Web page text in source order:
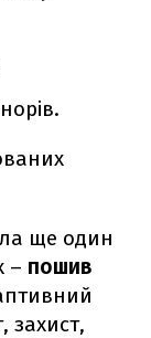
ще один
– пошив
захист,